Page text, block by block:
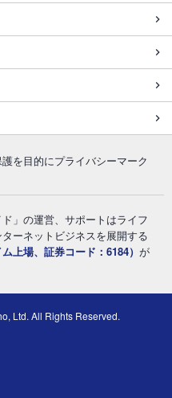
を目的にプライバシーマーク
」の運営、サポートはライフ
ーネットビジネスを展開する
上場、証券コード：6184） が
Ltd. All Rights Reserved.